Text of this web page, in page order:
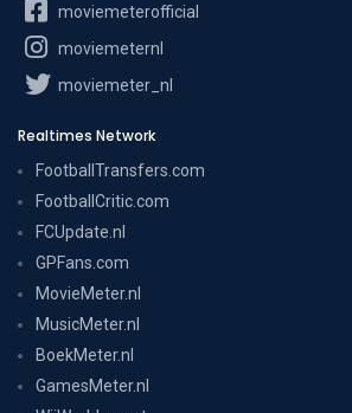
moviemeterofficial
moviemeternl
moviemeter_nl
Realtimes Network
FootballTransfers.com
FootballCritic.com
FCUpdate.nl
GPFans.com
MovieMeter.nl
MusicMeter.nl
BoekMeter.nl
GamesMeter.nl